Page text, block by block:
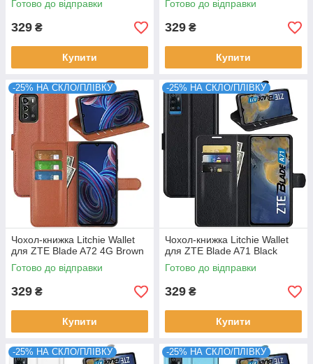
Готово до відправки
329 ₴
Купити
Готово до відправки
329 ₴
Купити
-25% НА СКЛО/ПЛІВКУ
Чохол-книжка Litchie Wallet
для ZTE Blade A72 4G Brown
Готово до відправки
329 ₴
Купити
-25% НА СКЛО/ПЛІВКУ
Чохол-книжка Litchie Wallet
для ZTE Blade A71 Black
Готово до відправки
329 ₴
Купити
-25% НА СКЛО/ПЛІВКУ -25% НА СКЛО/ПЛІВКУ